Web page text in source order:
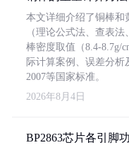
本文详细介绍了铜棒和
（理论公式法、查表
棒密度取值（8.4-8.7g/
际计算案例、误差分析
2007等国家标准。
2026年8月4日
BP2863芯片各引脚